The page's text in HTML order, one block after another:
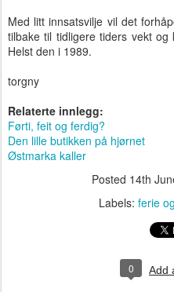
Med litt innsatsvilje vil det
tilbake til tidligere tiders vekt
Helst den i 1989.
torgny
Relaterte innlegg:
Førti, feit og ferdig?
Den lille butikken på hjørnet
Østmarka kaller
Posted 14th
Labels: ferie
0 Add